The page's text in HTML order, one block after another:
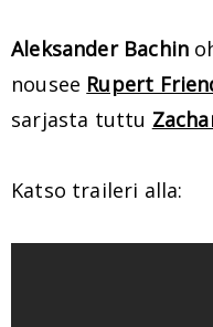
Aleksander Bachin
nousee Rupert
sarjasta tuttu
Katso traileri alla: